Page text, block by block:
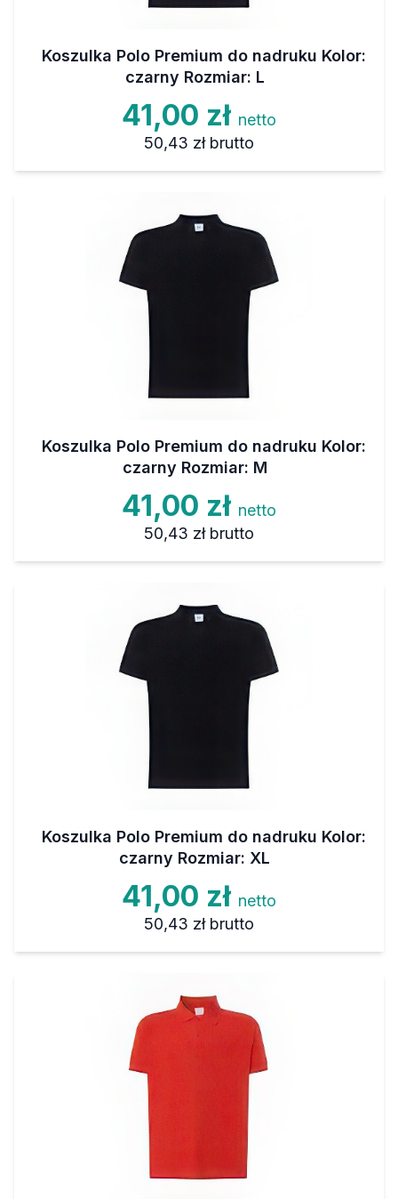
Koszulka Polo Premium do nadruku Kolor:
czarny Rozmiar: L
41,00 zł netto
50,43 zł brutto
Koszulka Polo Premium do nadruku Kolor:
czarny Rozmiar: M
41,00 zł netto
50,43 zł brutto
Koszulka Polo Premium do nadruku Kolor:
czarny Rozmiar: XL
41,00 zł netto
50,43 zł brutto